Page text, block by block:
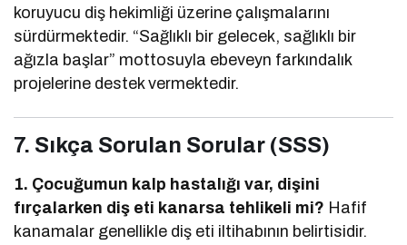
koruyucu diş hekimliği üzerine çalışmalarını
sürdürmektedir. “Sağlıklı bir gelecek, sağlıklı bir
ağızla başlar” mottosuyla ebeveyn farkındalık
projelerine destek vermektedir.
7. Sıkça Sorulan Sorular (SSS)
1. Çocuğumun kalp hastalığı var, dişini
fırçalarken diş eti kanarsa tehlikeli mi? Hafif
kanamalar genellikle diş eti iltihabının belirtisidir.